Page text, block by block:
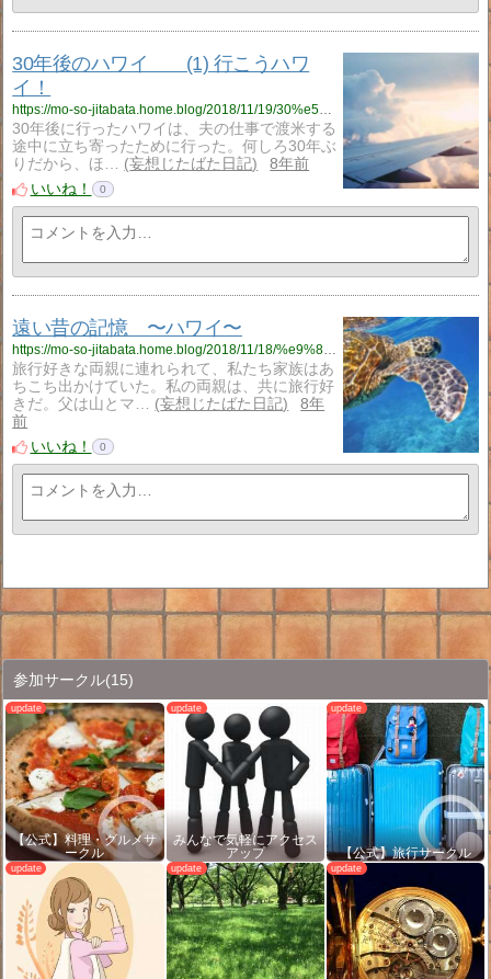
30年後のハワイ (1) 行こうハワ
イ！
30年後に行ったハワイは、夫の仕事で渡米する
途中に立ち寄ったために行った。何しろ30年ぶ
りだから、ほ…
妄想じたばた日記
8年前
いいね！
0
遠い昔の記憶 〜ハワイ〜
https://mo-so-jitabata.home.blog/2018/11/18/%e9%81%a0%e3%81%84%e6%98%94%e3%81%ae%e8%a8%98%e6%86%b6%e3%80%80%e3%80%9c%e3%83%8f%e3%83%af%e3%82%a4%e3%80%9c/
旅行好きな両親に連れられて、私たち家族はあ
ちこち出かけていた。私の両親は、共に旅行好
きだ。父は山とマ…
妄想じたばた日記
8年
前
いいね！
0
参加サークル(15)
【公式】料理・グルメサ
ークル
みんなで気軽にアクセス
アップ
【公式】旅行サークル